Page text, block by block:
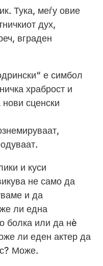
Тука, меѓу овие
дух,
вграден
е симбол
храброст и
сценски
и куси
не само да
и да
ли една
болка или да нè
ли еден актер да
Може.